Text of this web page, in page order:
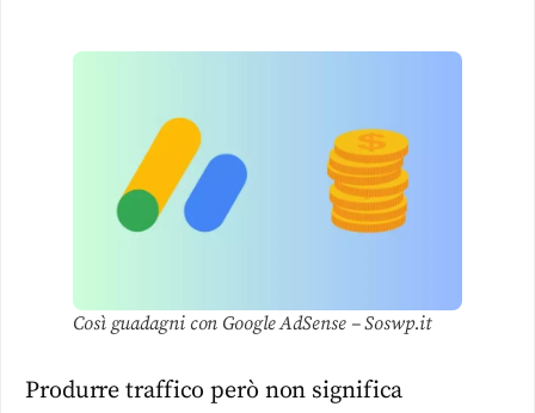
Così guadagni con Google AdSense – Soswp.it
Produrre traffico però non significa